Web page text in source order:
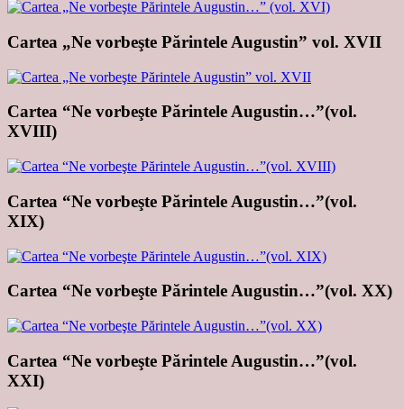
Cartea „Ne vorbeşte Părintele Augustin” vol. XVII
Cartea “Ne vorbeşte Părintele Augustin…”(vol.
XVIII)
Cartea “Ne vorbeşte Părintele Augustin…”(vol.
XIX)
Cartea “Ne vorbeşte Părintele Augustin…”(vol. XX)
Cartea “Ne vorbeşte Părintele Augustin…”(vol.
XXI)